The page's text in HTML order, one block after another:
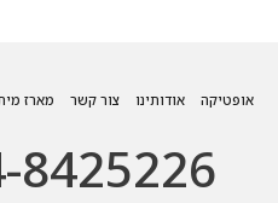
אופטיקה אודותינו צור קשר מארז
8425226